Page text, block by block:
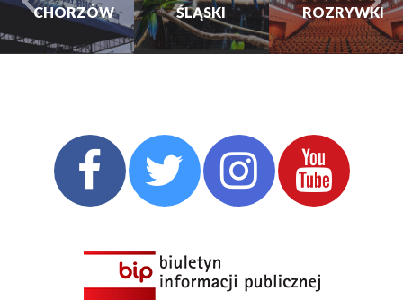
CHORZÓW
ŚLĄSKI
ROZRYWKI
turysta.Previous